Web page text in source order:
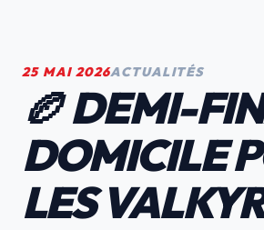
25 MAI 2026ACTUALITÉS
🏉 DEMI-
DOMICILE
LES